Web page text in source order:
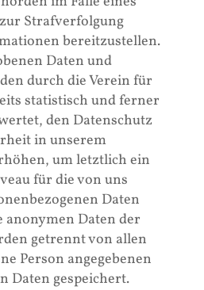
Strafverfolgung
bereitzustellen.
Daten und
durch die Verein für
statistisch und ferner
den Datenschutz
in unserem
um letztlich ein
für die von uns
Daten
anonymen Daten der
getrennt von allen
Person angegebenen
Daten gespeichert.